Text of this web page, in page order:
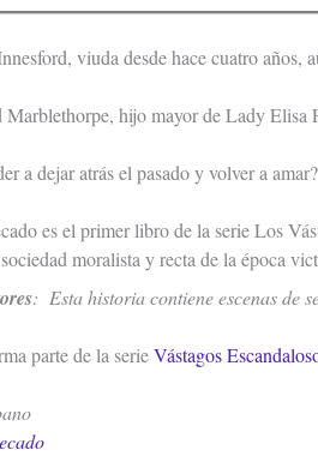
viuda desde hace cuatro
hijo mayor de Lady Elisa
a dejar atrás el pasado y volver a amar?
es el primer libro de la serie Los
moralista y recta de la época
: Esta historia contiene escenas de
parte de la serieVástagos